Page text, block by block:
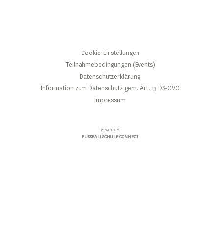
Cookie-Einstellungen
Teilnahmebedingungen (Events)
Datenschutzerklärung
Information zum Datenschutz gem. Art. 13 DS-GVO
Impressum
POWERED BY
FUSSBALLSCHULE CONNECT